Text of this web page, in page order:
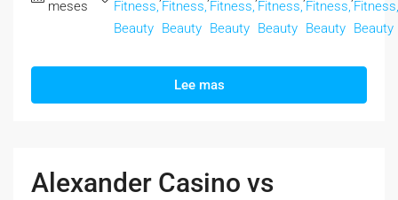
meses
Fitness,
Beauty
Fitness,
Beauty
Fitness,
Beauty
Fitness,
Beauty
Fitness,
Beauty
Fitness,
Beauty
Lee mas
Alexander Casino vs